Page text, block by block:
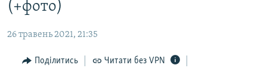
основної
Перейти
пошуку
ПОГЛЯД
ІНТЕРВ'Ю
(+фото)
26 травень 2021, 21:35
Поділитись Читати без VPN